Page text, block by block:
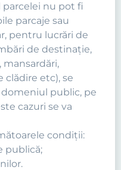
nu pot fi
parcaje sau
pentru lucrări de
de destinaţie,
clădire etc), se
public, pe
cazuri se va
condiţii:
publică;